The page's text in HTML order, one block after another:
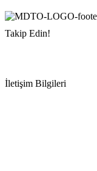
Takip Edin!
İletişim Bilgileri